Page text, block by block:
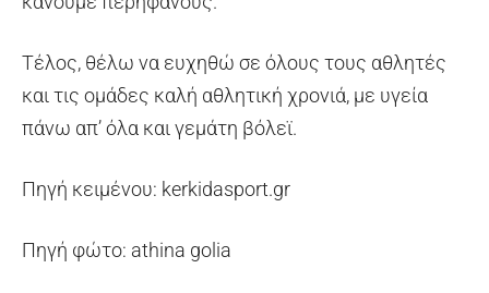
Τέλος, θέλω να ευχηθώ σε όλους τους αθλητές
και τις ομάδες καλή αθλητική χρονιά, με υγεία
πάνω απ’ όλα και γεμάτη βόλεϊ.
Πηγή κειμένου: kerkidasport.gr
Πηγή φώτο: athina golia